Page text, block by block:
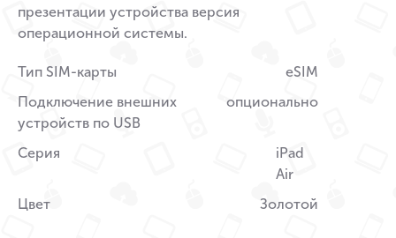
презентации устройства версия
операционной системы.
Тип SIM-карты
eSIM
Подключение внешних
устройств по USB
опционально
Серия
iPad
Air
Цвет
Золотой